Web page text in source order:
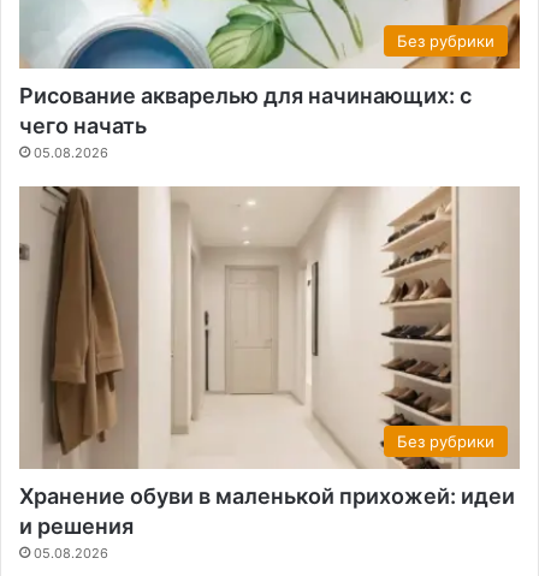
Без рубрики
Рисование акварелью для начинающих: с
чего начать
05.08.2026
Без рубрики
Хранение обуви в маленькой прихожей: идеи
и решения
05.08.2026